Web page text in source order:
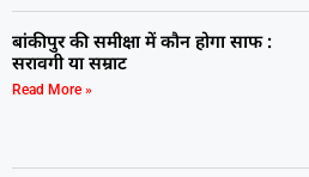
बांकीपुर की समीक्षा में कौन होगा साफ :
सरावगी या सम्राट
Read More »